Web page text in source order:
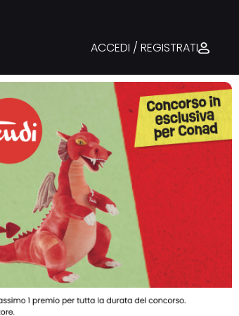
ACCEDI / REGISTRATI